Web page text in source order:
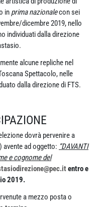
in prima nazionalecon sei
dicembre 2019, nello
individuati dalla direzione
alcune repliche nel
Spettacolo, nelle
dalla direzione di FTS.
dovrà pervenire a
ad oggetto: “DAVANTI
e cognome del
entro e
2019.
a mezzo posta o